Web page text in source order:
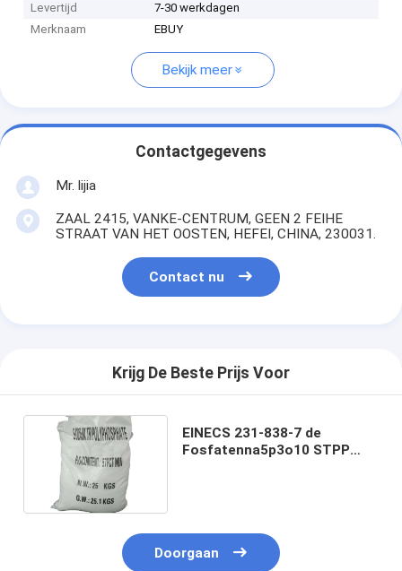
Levertijd
7-30 werkdagen
Merknaam
EBUY
Bekijk meer
Contactgegevens
Mr. lijia
ZAAL 2415, VANKE-CENTRUM, GEEN 2 FEIHE
STRAAT VAN HET OOSTEN, HEFEI, CHINA, 230031.
Contact nu
Krijg De Beste Prijs Voor
EINECS 231-838-7 de
Fosfatenna5p3o10 STPP
Doorgaan